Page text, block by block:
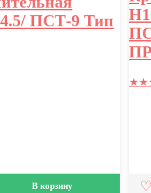
ПСТ-9 Тип
В корзину
★★